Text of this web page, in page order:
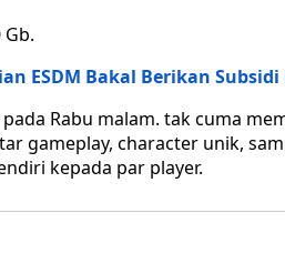
ESDM Bakal Berikan
Rabu malam. tak cuma
gameplay, character unik,
kepada par player.